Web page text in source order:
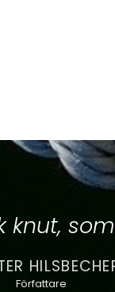
Författare